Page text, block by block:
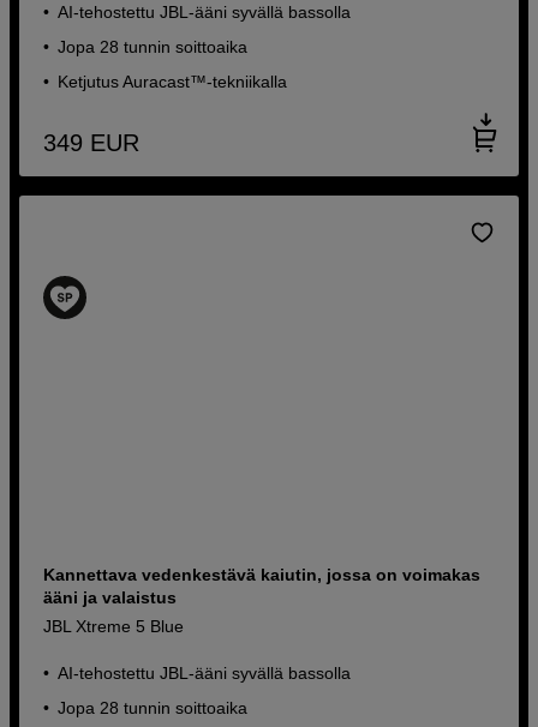
Mukautuva melunvaimennus 2.0
on mukautuva melunvaimennus
JBL Live Beam 4 Green
signatuuriääni
Älykäs latauskotelo kosketusnäytöllä
AI-tehostettu JBL-ääni syvällä bassolla
Jopa 28 tunnin soittoaika
Ketjutus Auracast™-tekniikalla
349 EUR
Kannettava vedenkestävä kaiutin, jossa on voimakas
ääni ja valaistus
JBL Xtreme 5 Blue
AI-tehostettu JBL-ääni syvällä bassolla
Jopa 28 tunnin soittoaika